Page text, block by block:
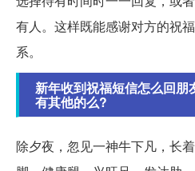
有人。这样既能感谢对方的祝
系。
新年收到祝福短信怎么回朋
有其他的么?
除夕夜，忽见一神牛下凡，长